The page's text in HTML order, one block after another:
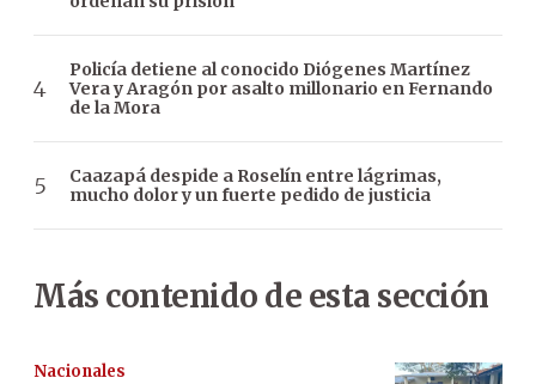
Policía detiene al conocido Diógenes Martínez
Vera y Aragón por asalto millonario en Fernando
de la Mora
Caazapá despide a Roselín entre lágrimas,
mucho dolor y un fuerte pedido de justicia
Más contenido de esta sección
Nacionales